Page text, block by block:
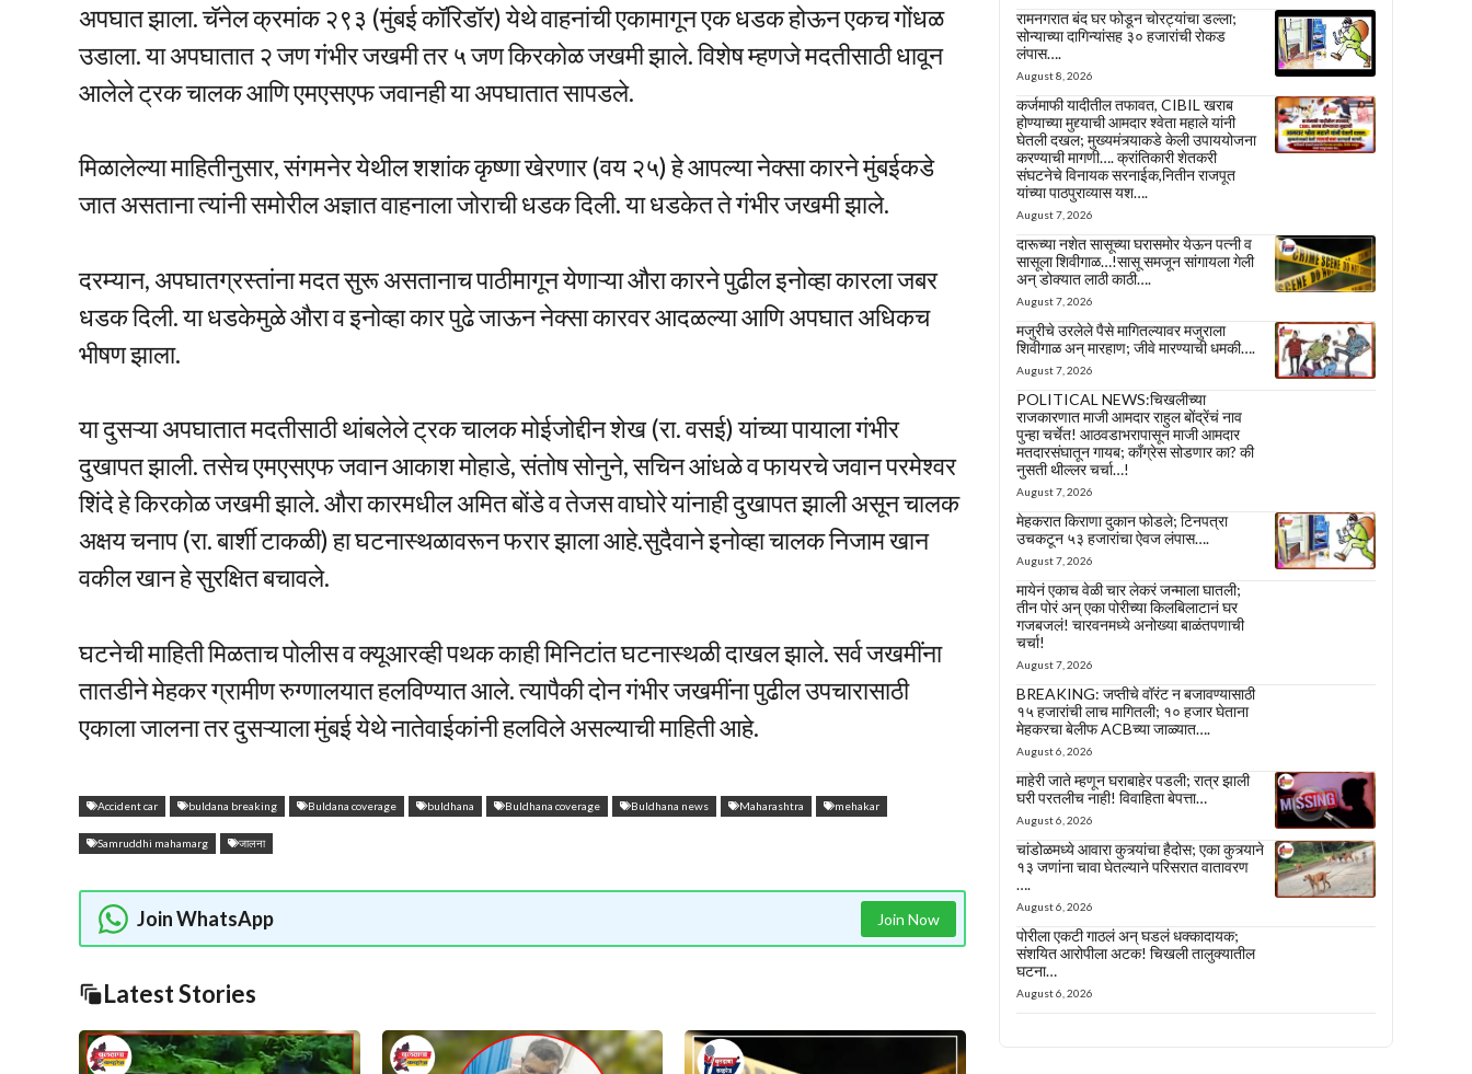
अपघात झाला. चॅनेल क्रमांक २९३ (मुंबई कॉरिडॉर) येथे वाहनांची एकामागून एक धडक होऊन एकच गोंधळ
उडाला. या अपघातात २ जण गंभीर जखमी तर ५ जण किरकोळ जखमी झाले. विशेष म्हणजे मदतीसाठी धावून
आलेले ट्रक चालक आणि एमएसएफ जवानही या अपघातात सापडले.
मिळालेल्या माहितीनुसार, संगमनेर येथील शशांक कृष्णा खेरणार (वय २५) हे आपल्या नेक्सा कारने मुंबईकडे
जात असताना त्यांनी समोरील अज्ञात वाहनाला जोराची धडक दिली. या धडकेत ते गंभीर जखमी झाले.
दरम्यान, अपघातग्रस्तांना मदत सुरू असतानाच पाठीमागून येणाऱ्या औरा कारने पुढील इनोव्हा कारला जबर
धडक दिली. या धडकेमुळे औरा व इनोव्हा कार पुढे जाऊन नेक्सा कारवर आदळल्या आणि अपघात अधिकच
भीषण झाला.
या दुसऱ्या अपघातात मदतीसाठी थांबलेले ट्रक चालक मोईजोद्दीन शेख (रा. वसई) यांच्या पायाला गंभीर
दुखापत झाली. तसेच एमएसएफ जवान आकाश मोहाडे, संतोष सोनुने, सचिन आंधळे व फायरचे जवान परमेश्वर
शिंदे हे किरकोळ जखमी झाले. औरा कारमधील अमित बोंडे व तेजस वाघोरे यांनाही दुखापत झाली असून चालक
अक्षय चनाप (रा. बार्शी टाकळी) हा घटनास्थळावरून फरार झाला आहे.सुदैवाने इनोव्हा चालक निजाम खान
वकील खान हे सुरक्षित बचावले.
घटनेची माहिती मिळताच पोलीस व क्यूआरव्ही पथक काही मिनिटांत घटनास्थळी दाखल झाले. सर्व जखमींना
तातडीने मेहकर ग्रामीण रुग्णालयात हलविण्यात आले. त्यापैकी दोन गंभीर जखमींना पुढील उपचारासाठी
एकाला जालना तर दुसऱ्याला मुंबई येथे नातेवाईकांनी हलविले असल्याची माहिती आहे.
Accident car buldana breaking Buldana coverage buldhana Buldhana coverage Buldhana news Maharashtra mehakar
Samruddhi mahamarg जालना
Join WhatsApp Join Now
Latest Stories
रामनगरात बंद घर फोडून चोरट्यांचा डल्ला;
सोन्याच्या दागिन्यांसह ३० हजारांची रोकड
लंपास….
August 8, 2026
कर्जमाफी यादीतील तफावत, CIBIL खराब
होण्याच्या मुद्द्याची आमदार श्वेता महाले यांनी
घेतली दखल; मुख्यमंत्र्याकडे केली उपाययोजना
करण्याची मागणी…. क्रांतिकारी शेतकरी
संघटनेचे विनायक सरनाईक,नितीन राजपूत
यांच्या पाठपुराव्यास यश….
August 7, 2026
दारूच्या नशेत सासूच्या घरासमोर येऊन पत्नी व
सासूला शिवीगाळ…!सासू समजून सांगायला गेली
अन् डोक्यात लाठी काठी….
August 7, 2026
मजुरीचे उरलेले पैसे मागितल्यावर मजुराला
शिवीगाळ अन् मारहाण; जीवे मारण्याची धमकी….
August 7, 2026
POLITICAL NEWS:चिखलीच्या
राजकारणात माजी आमदार राहुल बोंद्रेंचं नाव
पुन्हा चर्चेत! आठवडाभरापासून माजी आमदार
मतदारसंघातून गायब; काँग्रेस सोडणार का? की
नुसती थील्लर चर्चा…!
August 7, 2026
मेहकरात किराणा दुकान फोडले; टिनपत्रा
उचकटून ५३ हजारांचा ऐवज लंपास….
August 7, 2026
मायेनं एकाच वेळी चार लेकरं जन्माला घातली;
तीन पोरं अन् एका पोरीच्या किलबिलाटानं घर
गजबजलं! चारवनमध्ये अनोख्या बाळंतपणाची
चर्चा!
August 7, 2026
BREAKING: जप्तीचे वॉरंट न बजावण्यासाठी
१५ हजारांची लाच मागितली; १० हजार घेताना
मेहकरचा बेलीफ ACBच्या जाळ्यात….
August 6, 2026
माहेरी जाते म्हणून घराबाहेर पडली; रात्र झाली
घरी परतलीच नाही! विवाहिता बेपत्ता…
August 6, 2026
चांडोळमध्ये आवारा कुत्र्यांचा हैदोस; एका कुत्र्याने
१३ जणांना चावा घेतल्याने परिसरात वातावरण
….
August 6, 2026
पोरीला एकटी गाठलं अन् घडलं धक्कादायक;
संशयित आरोपीला अटक! चिखली तालुक्यातील
घटना…
August 6, 2026